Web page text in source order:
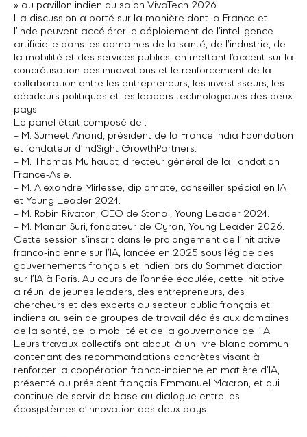
» au pavillon indien du salon VivaTech 2026.
La discussion a porté sur la manière dont la France et
l’Inde peuvent accélérer le déploiement de l’intelligence
artificielle dans les domaines de la santé, de l’industrie, de
la mobilité et des services publics, en mettant l’accent sur la
concrétisation des innovations et le renforcement de la
collaboration entre les entrepreneurs, les investisseurs, les
décideurs politiques et les leaders technologiques des deux
pays.
Le panel était composé de :
– M. Sumeet Anand, président de la France India Foundation
et fondateur d’IndSight GrowthPartners.
– M. Thomas Mulhaupt, directeur général de la Fondation
France-Asie.
– M. Alexandre Mirlesse, diplomate, conseiller spécial en IA
et Young Leader 2024.
– M. Robin Rivaton, CEO de Stonal, Young Leader 2024.
– M. Manan Suri, fondateur de Cyran, Young Leader 2026.
Cette session s’inscrit dans le prolongement de l’Initiative
franco-indienne sur l’IA, lancée en 2025 sous l’égide des
gouvernements français et indien lors du Sommet d’action
sur l’IA à Paris. Au cours de l’année écoulée, cette initiative
a réuni de jeunes leaders, des entrepreneurs, des
chercheurs et des experts du secteur public français et
indiens au sein de groupes de travail dédiés aux domaines
de la santé, de la mobilité et de la gouvernance de l’IA.
Leurs travaux collectifs ont abouti à un livre blanc commun
contenant des recommandations concrètes visant à
renforcer la coopération franco-indienne en matière d’IA,
présenté au président français Emmanuel Macron, et qui
continue de servir de base au dialogue entre les
écosystèmes d’innovation des deux pays.